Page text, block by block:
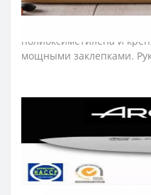
➤Материал рукояти
полиоксиметилена и
мощными заклепками.
В ней не остаются
полному отсутствию
Упаковка ножей
Ножи серии Riviera в